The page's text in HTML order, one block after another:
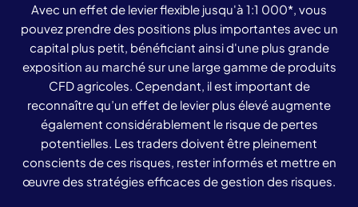
Avec un effet de levier flexible jusqu'à 1:1 000*, vous
pouvez prendre des positions plus importantes avec un
capital plus petit, bénéficiant ainsi d'une plus grande
exposition au marché sur une large gamme de produits
CFD agricoles. Cependant, il est important de
reconnaître qu’un effet de levier plus élevé augmente
également considérablement le risque de pertes
potentielles. Les traders doivent être pleinement
conscients de ces risques, rester informés et mettre en
œuvre des stratégies efficaces de gestion des risques.